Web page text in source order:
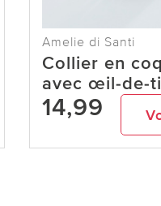
Amelie di Santi
Collier en
avec œil-de-
14,99